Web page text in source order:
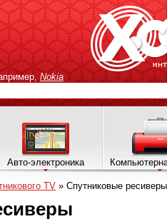
Nokia
Авто-электроника
TV » Спутниковые ресиверы